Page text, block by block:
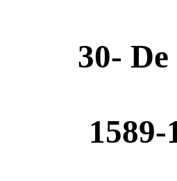
30-